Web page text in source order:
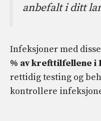
anbefalt i ditt
Infeksjoner med
% av krefttilfellene i
rettidig testing og
kontrollere